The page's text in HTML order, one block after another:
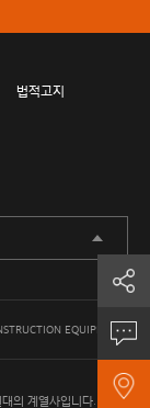
구매문의
법적고지
EQUIPMENT.
의 계열사입니다.